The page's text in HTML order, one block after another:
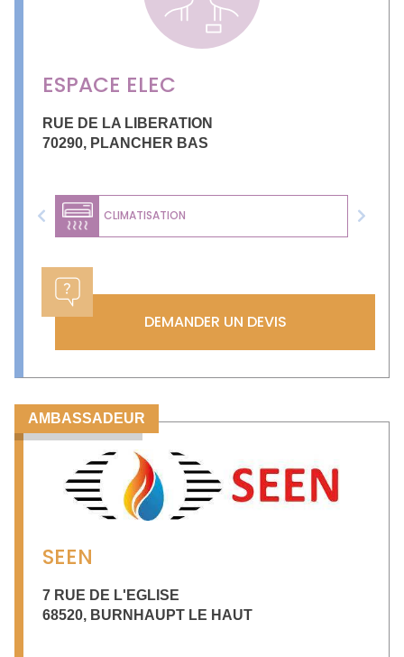
ESPACE ELEC
RUE DE LA LIBERATION
70290, PLANCHER BAS
CLIMATISATION
Previous Next
DEMANDER UN DEVIS
AMBASSADEUR
SEEN
7 RUE DE L'EGLISE
68520, BURNHAUPT LE HAUT